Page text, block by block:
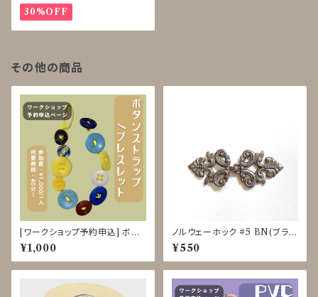
30%OFF
その他の商品
[ワークショップ予約申込] ボタ
ンストラップ クラフト体験 8/18-
22
¥1,000
ノルウェーホック #5 BN(ブラッ
クニッケルバレル)
¥550